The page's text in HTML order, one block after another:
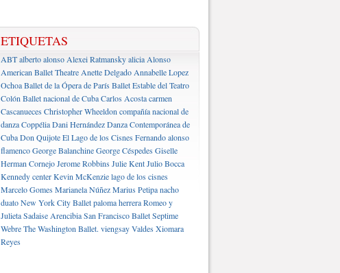
ETIQUETAS
ABTalberto alonso Alexei Ratmanskyalicia Alonso
American Ballet Theatre Anette Delgado Annabelle Lopez
OchoaBallet de la Ópera de ParísBallet Estable del Teatro
Colón Ballet nacional de CubaCarlos Acostacarmen
CascanuecesChristopher Wheeldon compañía nacional de
danzaCoppéliaDani HernándezDanza Contemporánea de
CubaDon QuijoteEl Lago de los CisnesFernando alonso
flamencoGeorge BalanchineGeorge CéspedesGiselle
Herman CornejoJerome RobbinsJulie KentJulio Bocca
Kennedy centerKevin McKenzielago de los cisnes
Marcelo GomesMarianela NúñezMarius Petipanacho
duatoNew York City Balletpaloma herreraRomeo y
JulietaSadaise ArencibiaSan Francisco BalletSeptime
WebreThe Washington Ballet. viengsay ValdesXiomara
Reyes